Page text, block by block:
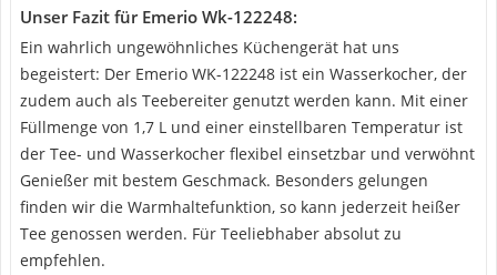
Unser Fazit für Emerio Wk-122248:
Ein wahrlich ungewöhnliches Küchengerät hat uns
begeistert: Der Emerio WK-122248 ist ein Wasserkocher, der
zudem auch als Teebereiter genutzt werden kann. Mit einer
Füllmenge von 1,7 L und einer einstellbaren Temperatur ist
der Tee- und Wasserkocher flexibel einsetzbar und verwöhnt
Genießer mit bestem Geschmack. Besonders gelungen
finden wir die Warmhaltefunktion, so kann jederzeit heißer
Tee genossen werden. Für Teeliebhaber absolut zu
empfehlen.